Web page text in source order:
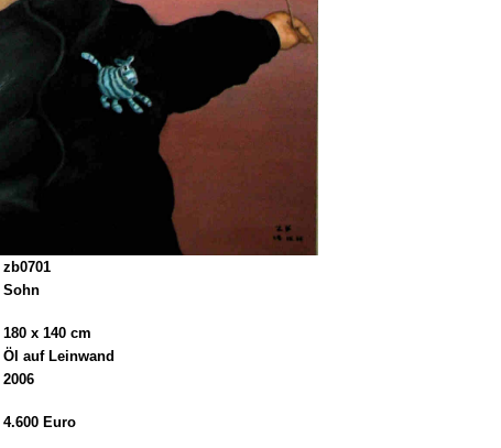
zb0701
Sohn
180 x 140 cm
Öl auf Leinwand
2006
4.600 Euro